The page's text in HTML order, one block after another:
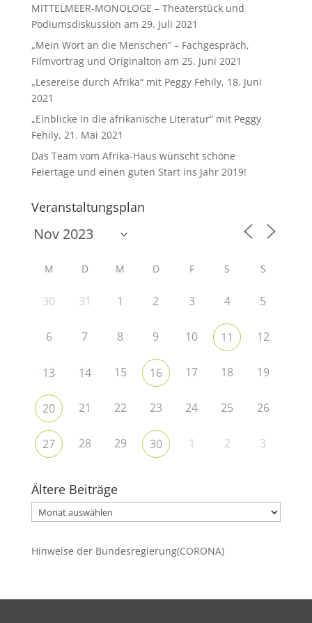
MITTELMEER-MONOLOGE – Theaterstück und
Podiumsdiskussion am 29. Juli 2021
„Mein Wort an die Menschen“ – Fachgespräch,
Filmvortrag und Originalton am 25. Juni 2021
„Lesereise durch Afrika“ mit Peggy Fehily, 18. Juni
2021
„Einblicke in die afrikanische Literatur“ mit Peggy
Fehily, 21. Mai 2021
Das Team vom Afrika-Haus wünscht schöne
Feiertage und einen guten Start ins Jahr 2019!
Veranstaltungsplan
M D M D F S S
30 31 1 2 3 4 5
6 7 8 9 10 11 12
13 14 15 16 17 18 19
20 21 22 23 24 25 26
27 28 29 30 1 2 3
Ältere Beiträge
Ältere
Beiträge
Hinweise der Bundesregierung(CORONA)